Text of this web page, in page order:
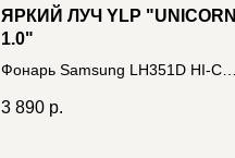
ЯРКИЙ ЛУЧ YLP "UNICORN
1.0"
Фонарь Samsung LH351D HI-CRI
18650 4606400106081
3 890 р.